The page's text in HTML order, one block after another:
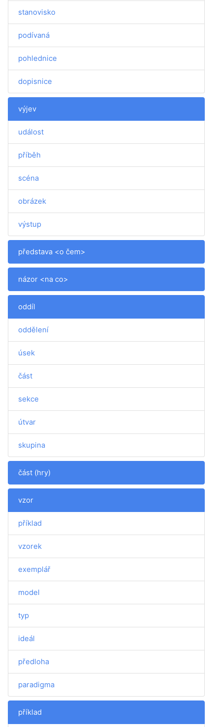
stanovisko
podívaná
pohlednice
dopisnice
výjev
událost
příběh
scéna
obrázek
výstup
představa <o čem>
názor <na co>
oddíl
oddělení
úsek
část
sekce
útvar
skupina
část (hry)
vzor
příklad
vzorek
exemplář
model
typ
ideál
předloha
paradigma
příklad